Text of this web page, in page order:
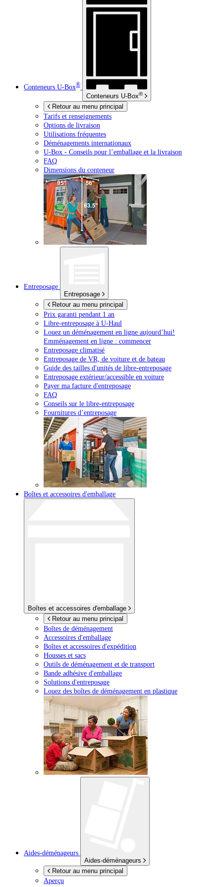
Conteneurs U-Box®
Conteneurs U-Box®
Retour au menu principal
Tarifs et renseignements
Options de livraison
Utilisations fréquentes
Déménagements internationaux
U-Box - Conseils pour l’emballage et la livraison
FAQ
Dimensions du conteneur
Entreposage
Entreposage
Retour au menu principal
Prix garanti pendant 1 an
Libre-entreposage à U-Haul
Louez un déménagement en ligne aujourd’hui!
Emménagement en ligne : commencer
Entreposage climatisé
Entreposage de VR, de voiture et de bateau
Guide des tailles d'unités de libre-entreposage
Entreposage extérieur/accessible en voiture
Payer ma facture d'entreposage
FAQ
Conseils sur le libre-entreposage
Fournitures d’entreposage
Boîtes et accessoires d'emballage
Boîtes et accessoires d'emballage
Retour au menu principal
Boîtes de déménagement
Accessoires d'emballage
Boîtes et accessoires d'expédition
Housses et sacs
Outils de déménagement et de transport
Bande adhésive d'emballage
Solutions d'entreposage
Louez des boîtes de déménagement en plastique
Aides-déménageurs
Aides-déménageurs
Retour au menu principal
Aperçu